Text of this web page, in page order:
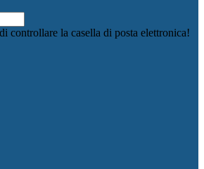
controllare la casella di posta elettronica!